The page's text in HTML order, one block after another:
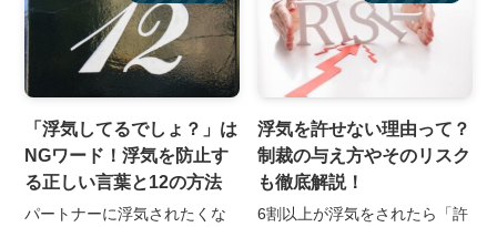
「浮気してるでしょ？」は
NGワード！浮気を防止す
る正しい言葉と12の方法
パートナーに浮気されたくな
浮気を許せない理由って？
制裁の与え方やそのリスク
も徹底解説！
6割以上が浮気をされたら「許